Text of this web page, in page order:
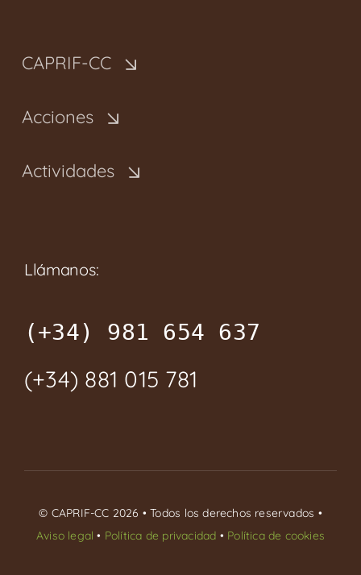
CAPRIF-CC
Acciones
Actividades
Llámanos:
(+34) 981 654 637
(+34) 881 015 781
© CAPRIF-CC 2026 • Todos los derechos reservados •
Aviso legal • Política de privacidad • Política de cookies